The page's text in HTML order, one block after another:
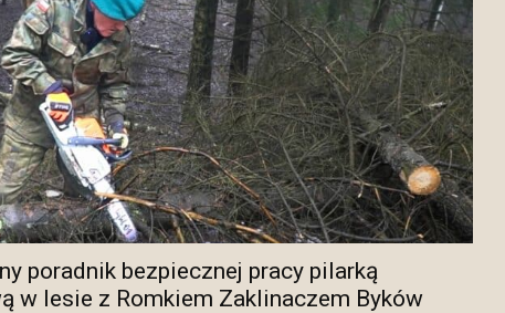
poradnik bezpiecznej pracy pilarką
w lesie z Romkiem Zaklinaczem Byków